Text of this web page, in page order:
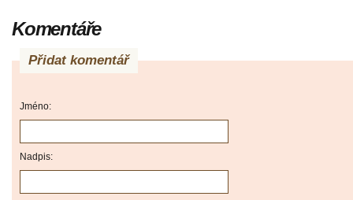
Komentáře
Přidat komentář
Jméno:
Nadpis: